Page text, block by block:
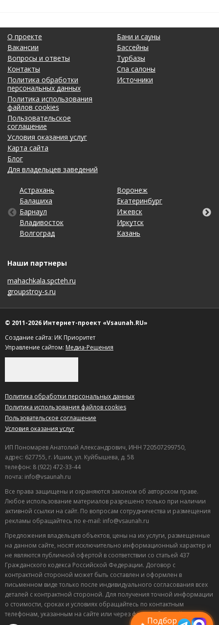
О проекте
Вакансии
Вопросы и ответы
Контакты
Политика обработки
персональных данных
Политика использования
файлов cookies
Пользовательское
соглашение
Условия оказания услуг
Карта сайта
Блог
Для владельцев заведений
Бани и сауны
Бассейны
Турбазы
Спа салоны
Источники
Астрахань
Балашиха
Барнаул
Владивосток
Волгоград
Воронеж
Екатеринбург
Ижевск
Иркутск
Казань
Калининград
Кемерово
Киров
Краснодар
Красноярск
Липецк
Москва
Набережные Челны
Нижний Новгород
Новосибирск
Омск
Оренбург
Пенза
Пермь
Ростов-на-Дону
Рязань
Самара
Санкт-Петербург
Саратов
Ставрополь
Тольятти
Томск
Тула
Тюмень
Ульяновск
Уфа
Хабаровск
Чебоксары
Челябинск
Ярославль
Наши партнеры
mahachkala.spcteh.ru
groupstroy-s.ru
© 2011-2026 Интернет-проект «Vsaunah.RU»
Создание сайта: ИК Приоритет
Управление сайтом: Медиа-Решения
Политика обработки персональных данных
Политика использования файлов cookies
Пользовательское соглашение
Условия оказания услуг
ИП Пономарев Анатолий Александрович, ИНН 720507299750,
адрес: 627755, г. Ишим, ул. Куйбышева, д. 58
телефон: 8 (922) 472-33-44
почта: info@vsaunah.ru
Все права защищены и охраняются законом об авторском праве.
Любое использование материалов разрешено только при наличии
активной ссылки на сайт. По вопросам сотрудничества и размещения
рекламы обращайтесь по e-mail: info@vsaunah.ru
Предложения владельцев объектов, цены на их услуги, размещенные
на данном сайте, носят исключительно информационный характер и
не являются публичной офертой в соответствии со статьей 437
Гражданского кодекса Российской Федерации. Договор с
контрактной стороной может быть составлен и оформлен в
письменном виде только после индивидуального согласования всех
деталей с контрактной стороной. Для получения точной информации
о стоимости, сроках и условиях обращайтесь по контактным
телефонам, указанным на сайте или через форму обратной связи.
Подбор
Лучшие
спецпредложения
саун
Подписывайтесь в Telegram или MAX —
пришлём свежие скидки